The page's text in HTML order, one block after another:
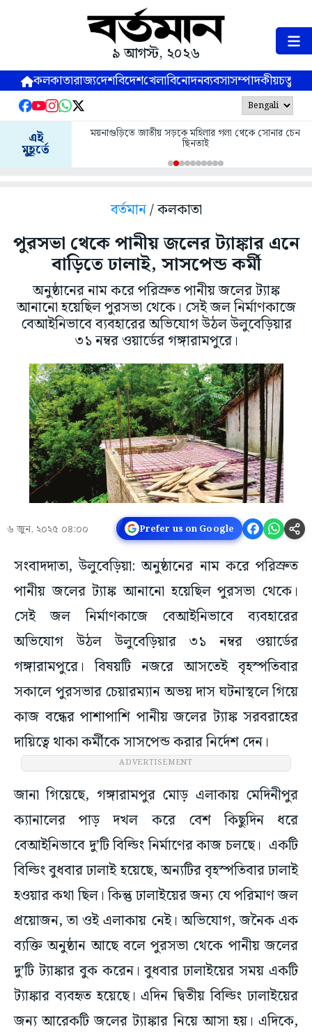
৯ আগস্ট, ২০২৬
কলকাতারাজ্যদেশবিদেশখেলাবিনোদনব্যবসাসম্পাদকীয়
এই
মুহূর্তে
ময়নাগুড়িতে জাতীয় সড়কে মহিলার গলা থেকে সোনার চেন
ছিনতাই
বর্তমান/ কলকাতা
পুরসভা থেকে পানীয় জলের ট্যাঙ্কার এনে
বাড়িতে ঢালাই, সাসপেন্ড কর্মী
অনুষ্ঠানের নাম করে পরিস্রুত পানীয় জলের ট্যাঙ্ক
আনানো হয়েছিল পুরসভা থেকে। সেই জল নির্মাণকাজে
বেআইনিভাবে ব্যবহারের অভিযোগ উঠল উলুবেড়িয়ার
৩১ নম্বর ওয়ার্ডের গঙ্গারামপুরে।
৬ জুন, ২০২৫ ০৪:০০ Prefer us on Google
সংবাদদাতা, উলুবেড়িয়া: অনুষ্ঠানের নাম করে পরিস্রুত
পানীয় জলের ট্যাঙ্ক আনানো হয়েছিল পুরসভা থেকে।
সেই জল নির্মাণকাজে বেআইনিভাবে ব্যবহারের
অভিযোগ উঠল উলুবেড়িয়ার ৩১ নম্বর ওয়ার্ডের
গঙ্গারামপুরে। বিষয়টি নজরে আসতেই বৃহস্পতিবার
সকালে পুরসভার চেয়ারম্যান অভয় দাস ঘটনাস্থলে গিয়ে
কাজ বন্ধের পাশাপাশি পানীয় জলের ট্যাঙ্ক সরবরাহের
দায়িত্বে থাকা কর্মীকে সাসপেন্ড করার নির্দেশ দেন।
ADVERTISEMENT
জানা গিয়েছে, গঙ্গারামপুর মোড় এলাকায় মেদিনীপুর
ক্যানালের পাড় দখল করে বেশ কিছুদিন ধরে
বেআইনিভাবে দু’টি বিল্ডিং নির্মাণের কাজ চলছে। একটি
বিল্ডিং বুধবার ঢালাই হয়েছে, অন্যটির বৃহস্পতিবার ঢালাই
হওয়ার কথা ছিল। কিন্তু ঢালাইয়ের জন্য যে পরিমাণ জল
প্রয়োজন, তা ওই এলাকায় নেই। অভিযোগ, জনৈক এক
ব্যক্তি অনুষ্ঠান আছে বলে পুরসভা থেকে পানীয় জলের
দু’টি ট্যাঙ্কার বুক করেন। বুধবার ঢালাইয়ের সময় একটি
ট্যাঙ্কার ব্যবহৃত হয়েছে। এদিন দ্বিতীয় বিল্ডিং ঢালাইয়ের
জন্য আরেকটি জলের ট্যাঙ্কার নিয়ে আসা হয়। এদিকে,